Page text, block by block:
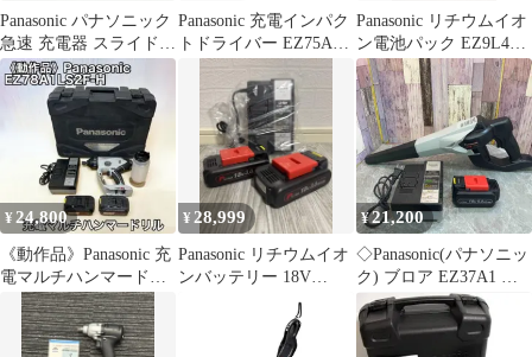
Panasonic パナソニック
急速 充電器 スライド式
リチウムイオン専用
EZ0L81 10.8V-28.8V 電
動工具 中古品
Panasonic 充電インパク
トドライバー EZ75A7
Panasonic リチウムイオ
ン電池パック EZ9L44 4
個セット
¥24,800
《動作品》Panasonic 充
電マルチハンマードリ
ル EZ78A1LS2F-H
¥ 28,999
Panasonic リチウムイオ
ンバッテリー 18V
¥21,200
◇Panasonic(パナソニッ
ク) ブロア EZ37A1 バ
ッテリー
EZ9L54(18V5.0Ah)×1、
充電器EZ0L81付き【八